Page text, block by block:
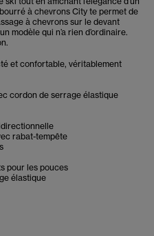
à chevrons City te permet de
à chevrons sur le devant
modèle qui n’a rien d’ordinaire.
et confortable, véritablement
cordon de serrage élastique
rabat-tempête
pour les pouces
élastique